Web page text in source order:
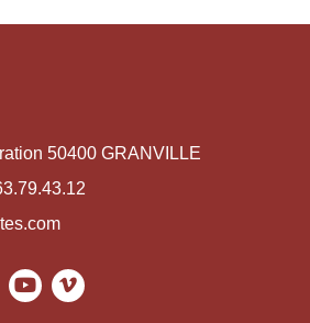
50400 GRANVILLE